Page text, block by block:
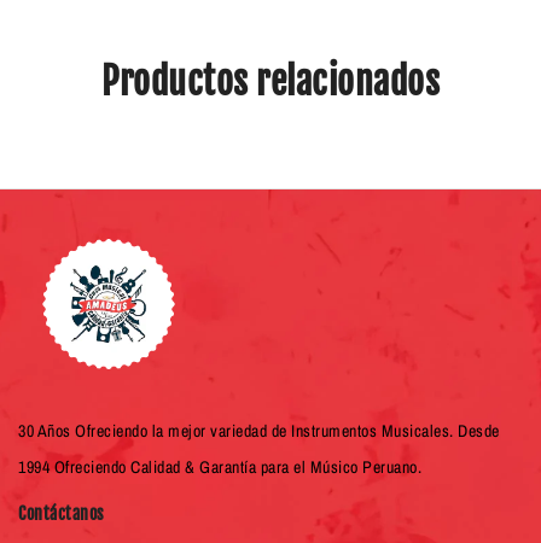
Productos relacionados
30 Años Ofreciendo la mejor variedad de Instrumentos Musicales. Desde
1994 Ofreciendo Calidad & Garantía para el Músico Peruano.
Contáctanos